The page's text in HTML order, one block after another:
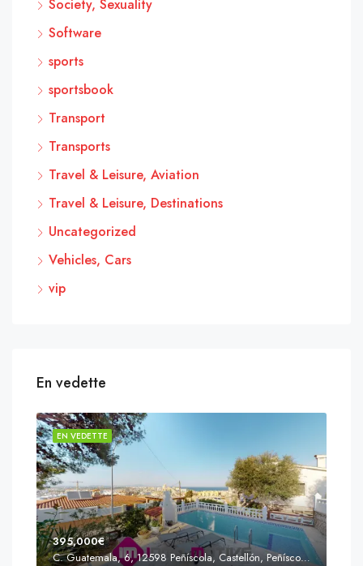
Society, Sexuality
Software
sports
sportsbook
Transport
Transports
Travel & Leisure, Aviation
Travel & Leisure, Destinations
Uncategorized
Vehicles, Cars
vip
En vedette
EN VEDETTE
395,000€
C. Guatemala, 6, 12598 Peñíscola, Castellón, Peñíscola, Communauté valencienne